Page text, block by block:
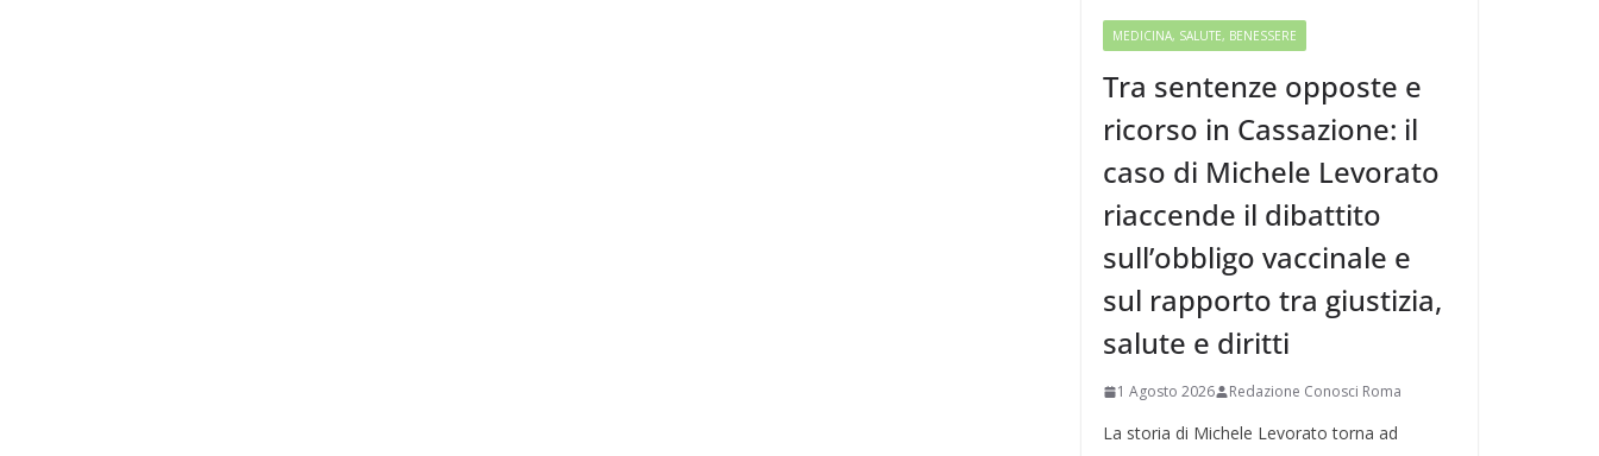
MEDICINA, SALUTE, BENESSERE
Tra sentenze opposte e
ricorso in Cassazione: il
caso di Michele Levorato
riaccende il dibattito
sull’obbligo vaccinale e
sul rapporto tra giustizia,
salute e diritti
1 Agosto 2026 Redazione Conosci Roma
La storia di Michele Levorato torna ad